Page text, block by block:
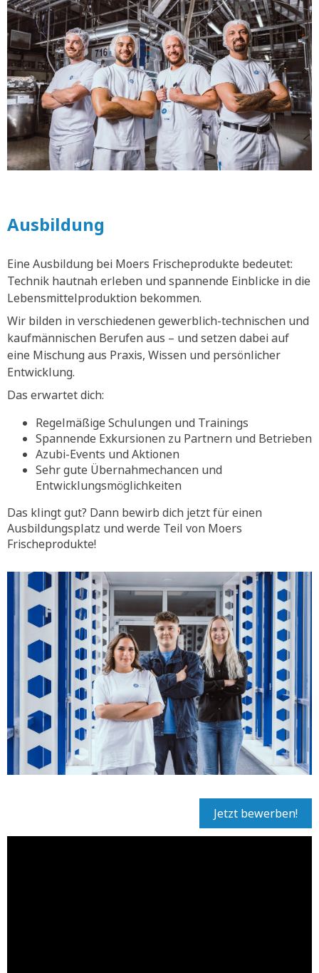
Ausbildung
Eine Ausbildung bei Moers Frischeprodukte bedeutet:
Technik hautnah erleben und spannende Einblicke in die
Lebensmittelproduktion bekommen.
Wir bilden in verschiedenen gewerblich-technischen und
kaufmännischen Berufen aus – und setzen dabei auf
eine Mischung aus Praxis, Wissen und persönlicher
Entwicklung.
Das erwartet dich:
Regelmäßige Schulungen und Trainings
Spannende Exkursionen zu Partnern und Betrieben
Azubi-Events und Aktionen
Sehr gute Übernahmechancen und
Entwicklungsmöglichkeiten
Das klingt gut? Dann bewirb dich jetzt für einen
Ausbildungsplatz und werde Teil von Moers
Frischeprodukte!
Jetzt bewerben!